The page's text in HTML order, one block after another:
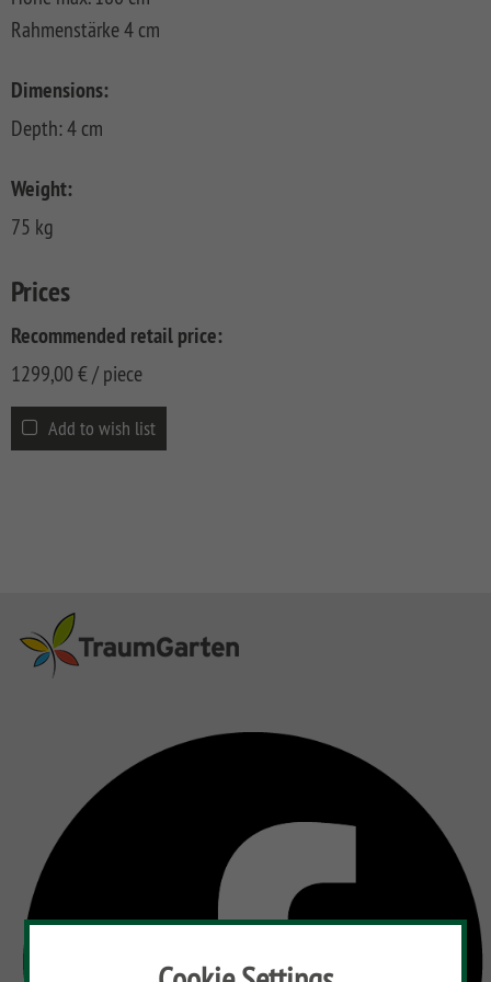
CLASSIC
SYSTEM
NEO
SYSTEM
RHOMBUS
HOLZ
SYSTEM
Co
Rahmenstärke 4 cm
Dimensions:
Depth: 4 cm
Weight:
75 kg
Prices
Recommended retail price:
1299,00 €/ piece
Add to wish list